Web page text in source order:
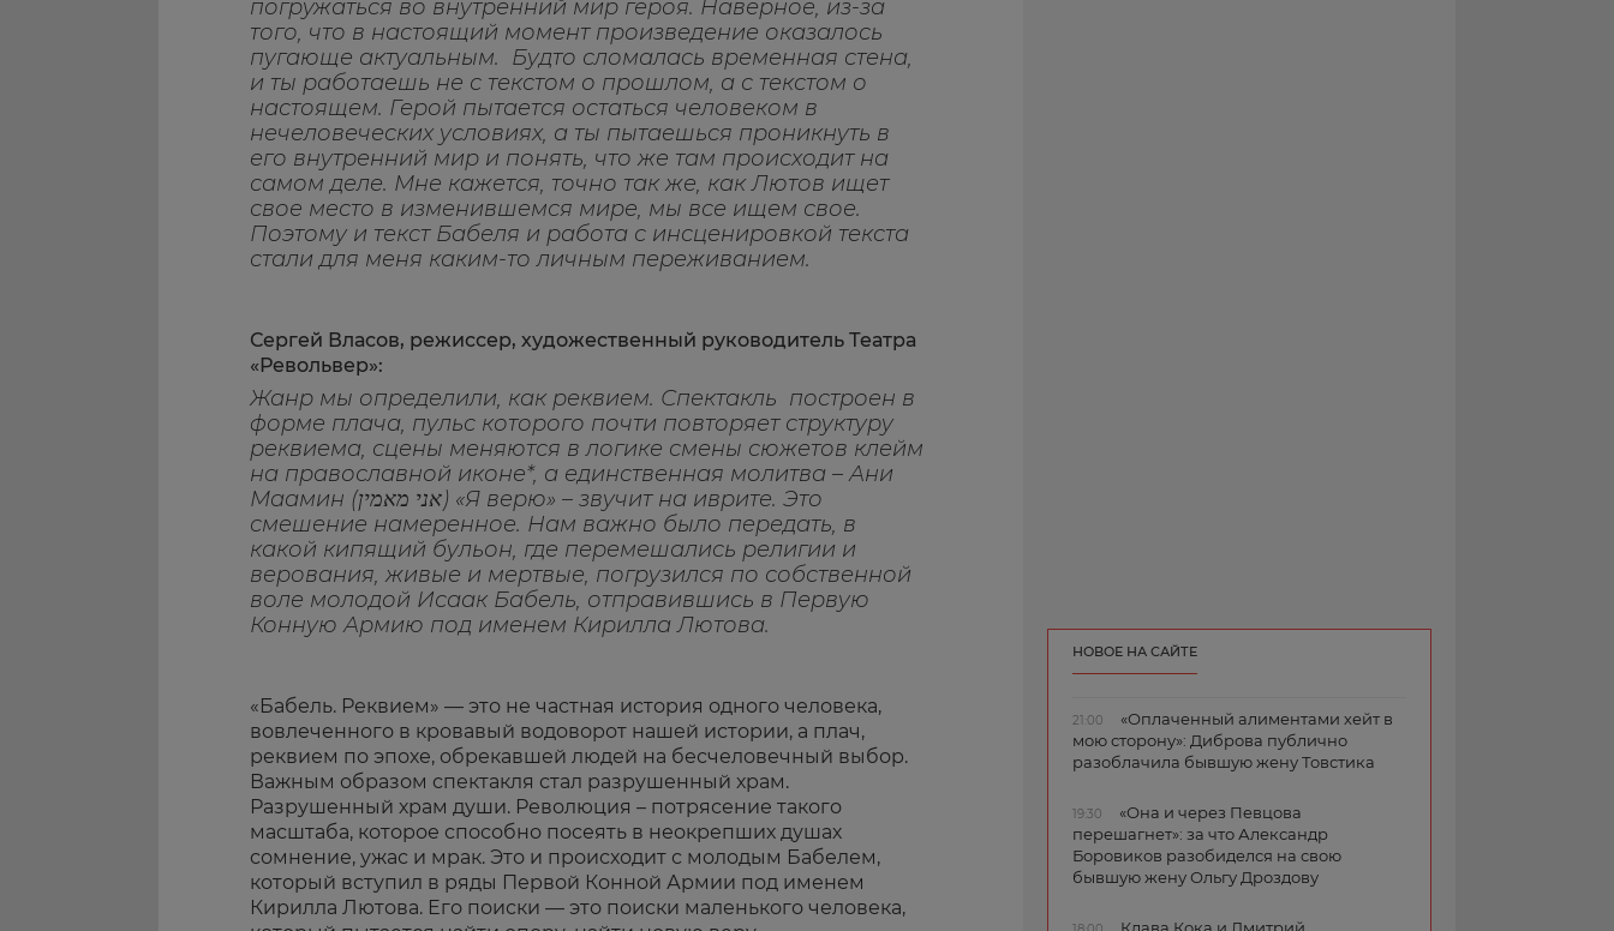
погружаться во внутренний мир героя. Наверное, из-за
того, что в настоящий момент произведение оказалось
пугающе актуальным. Будто сломалась временная стена,
и ты работаешь не с текстом о прошлом, а с текстом о
настоящем. Герой пытается остаться человеком в
нечеловеческих условиях, а ты пытаешься проникнуть в
его внутренний мир и понять, что же там происходит на
самом деле. Мне кажется, точно так же, как Лютов ищет
свое место в изменившемся мире, мы все ищем свое.
Поэтому и текст Бабеля и работа с инсценировкой текста
стали для меня каким-то личным переживанием.
Сергей Власов, режиссер, художественный руководитель Театра
«Револьвер»:
Жанр мы определили, как реквием. Спектакль построен в
форме плача, пульс которого почти повторяет структуру
реквиема, сцены меняются в логике смены сюжетов клейм
на православной иконе*, а единственная молитва – Ани
Маамин (אני מאמין) «Я верю» – звучит на иврите. Это
смешение намеренное. Нам важно было передать, в
какой кипящий бульон, где перемешались религии и
верования, живые и мертвые, погрузился по собственной
воле молодой Исаак Бабель, отправившись в Первую
Конную Армию под именем Кирилла Лютова.
«Бабель. Реквием» — это не частная история одного человека,
вовлеченного в кровавый водоворот нашей истории, а плач,
реквием по эпохе, обрекавшей людей на бесчеловечный выбор.
Важным образом спектакля стал разрушенный храм.
Разрушенный храм души. Революция – потрясение такого
масштаба, которое способно посеять в неокрепших душах
сомнение, ужас и мрак. Это и происходит с молодым Бабелем,
который вступил в ряды Первой Конной Армии под именем
Кирилла Лютова. Его поиски — это поиски маленького человека,
НОВОЕ НА САЙТЕ
21:00
«Оплаченный алиментами хейт в
мою сторону»: Диброва публично
разоблачила бывшую жену Товстика
19:30
«Она и через Певцова
перешагнет»: за что Александр
Боровиков разобиделся на свою
бывшую жену Ольгу Дроздову